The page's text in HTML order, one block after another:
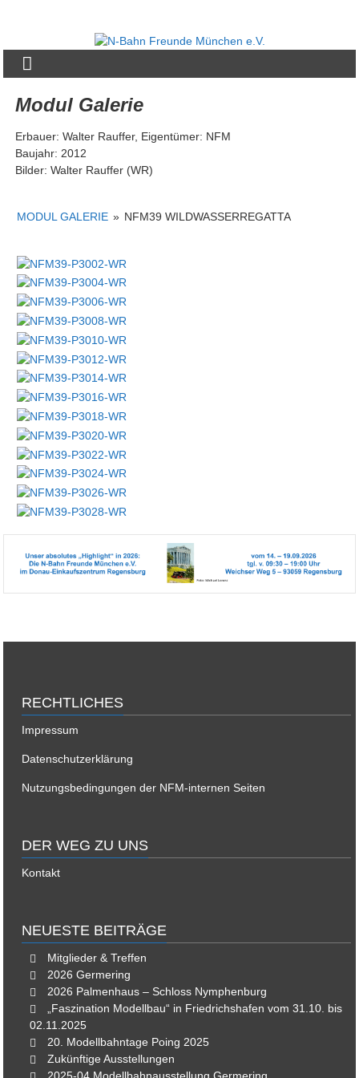
Bahn
Freunde
e.V.
Modul Galerie
Erbauer: Walter Rauffer, Eigentümer: NFM
Baujahr: 2012
Bilder: Walter Rauffer (WR)
MODUL GALERIE » NFM39 WILDWASSERREGATTA
RECHTLICHES
Impressum
Datenschutzerklärung
Nutzungsbedingungen der NFM-internen Seiten
DER WEG ZU UNS
Kontakt
NEUESTE BEITRÄGE
Mitglieder & Treffen
2026 Germering
2026 Palmenhaus – Schloss Nymphenburg
„Faszination Modellbau“ in Friedrichshafen vom 31.10. bis
02.11.2025
20. Modellbahntage Poing 2025
Zukünftige Ausstellungen